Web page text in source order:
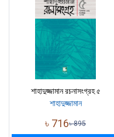
শাহাদুজ্জামান রচনাসংগ্রহ ৫
শাহাদুজ্জামান
৳ 716৳895